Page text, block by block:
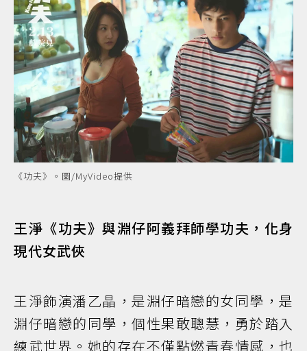
《功夫》。圖/MyVideo提供
王淨《功夫》與淵仔阿義拜師學功夫，化身
現代女武俠
王淨飾演潘乙晶，是淵仔暗戀的女同學，是
淵仔暗戀的同學，個性果敢聰慧，勇於踏入
練武世界。她的存在不僅點燃青春情感，也